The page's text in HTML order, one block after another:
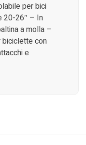
per bici
20-26″ – In
a molla –
con
e